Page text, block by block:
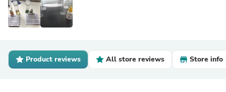
Product reviews All store reviews Store info